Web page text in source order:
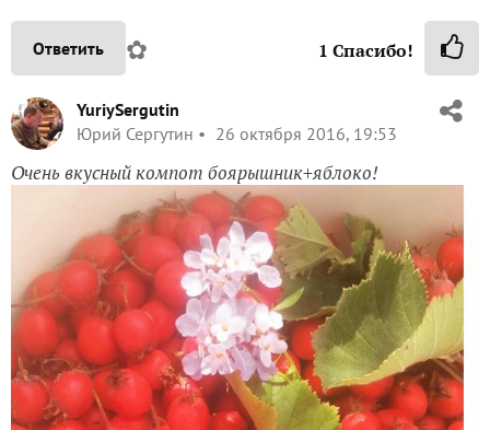
Ответить ✿ 1 Спасибо!
YuriySergutin
Юрий Сергутин
26 октября 2016, 19:53
Очень вкусный компот боярышник+яблоко!